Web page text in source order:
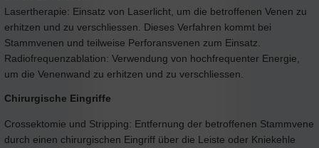
Lasertherapie: Einsatz von Laserlicht, um die betroffenen Venen zu
erhitzen und zu verschliessen. Dieses Verfahren kommt bei
Stammvenen und teilweise Perforansvenen zum Einsatz.
Radiofrequenzablation: Verwendung von hochfrequenter Energie,
um die Venenwand zu erhitzen und zu verschliessen.
Chirurgische Eingriffe
Crossektomie und Stripping: Entfernung der betroffenen Stammvene
durch einen chirurgischen Eingriff über die Leiste oder Kniekehle